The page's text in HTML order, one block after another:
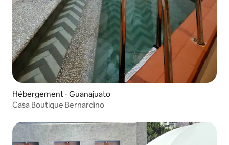
Hébergement ⋅ Guanajuato
Casa Boutique Bernardino